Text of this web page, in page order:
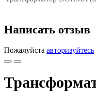
Написать отзыв
Пожалуйста авторизуйтесь